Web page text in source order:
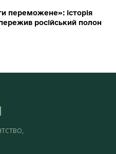
переможене»: історія
російський полон